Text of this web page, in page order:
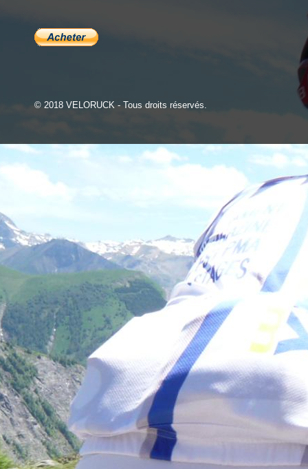
© 2018 VELORUCK - Tous droits réservés.